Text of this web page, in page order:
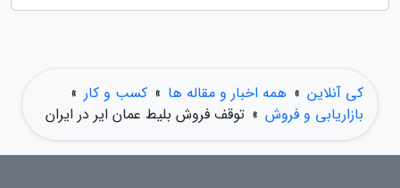
کی آنلاین » همه اخبار و مقاله ها » کسب و کار »
بازاریابی و فروش » توقف فروش بلیط عمان ایر در ایران